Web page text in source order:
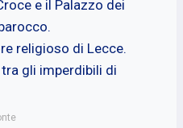
e il Palazzo dei
religioso di Lecce.
tra gli imperdibili di